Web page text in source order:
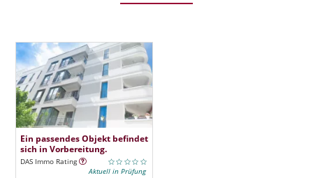
Ein passendes Objekt befindet
sich in Vorbereitung.
DAS Immo Rating
Aktuell in Prüfung